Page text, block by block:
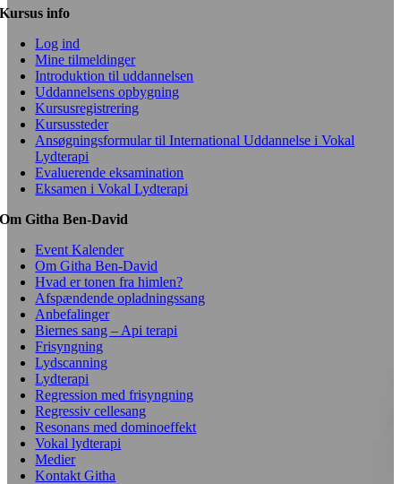
Kursus info
Log ind
Mine tilmeldinger
Introduktion til uddannelsen
Uddannelsens opbygning
Kursusregistrering
Kursussteder
Ansøgningsformular til International Uddannelse i Vokal
Lydterapi
Evaluerende eksamination
Eksamen i Vokal Lydterapi
Om Githa Ben-David
Event Kalender
Om Githa Ben-David
Hvad er tonen fra himlen?
Afspændende opladningssang
Anbefalinger
Biernes sang – Api terapi
Frisyngning
Lydscanning
Lydterapi
Regression med frisyngning
Regressiv cellesang
Resonans med dominoeffekt
Vokal lydterapi
Medier
Kontakt Githa